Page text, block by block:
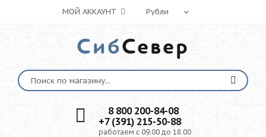
МОЙ АККАУНТ
СибСевер
8 800 200-84-08
+7 (391) 215-50-88
работаем с 09.00 до 18.00